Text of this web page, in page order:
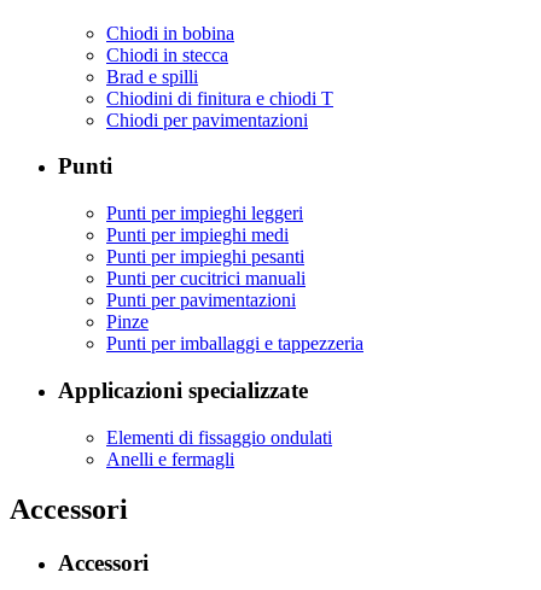
Chiodi in bobina
Chiodi in stecca
Brad e spilli
Chiodini di finitura e chiodi T
Chiodi per pavimentazioni
Punti
Punti per impieghi leggeri
Punti per impieghi medi
Punti per impieghi pesanti
Punti per cucitrici manuali
Punti per pavimentazioni
Pinze
Punti per imballaggi e tappezzeria
Applicazioni specializzate
Elementi di fissaggio ondulati
Anelli e fermagli
Accessori
Accessori